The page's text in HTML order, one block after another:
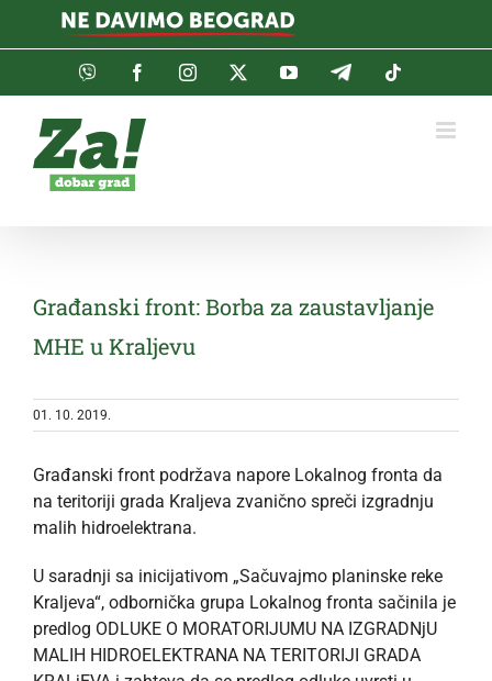
Viber FacebookInstagramTwitterYouTubeTelegram
Građanski front: Borba za zaustavljanje
MHE u Kraljevu
01. 10. 2019.
Građanski front podržava napore Lokalnog fronta da
na teritoriji grada Kraljeva zvanično spreči izgradnju
malih hidroelektrana.
U saradnji sa inicijativom „Sačuvajmo planinske reke
Kraljeva“, odbornička grupa Lokalnog fronta sačinila je
predlog ODLUKE O MORATORIJUMU NA IZGRADNjU
MALIH HIDROELEKTRANA NA TERITORIJI GRADA